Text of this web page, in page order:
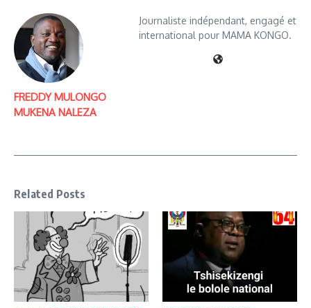
FREDDY MULONGO
MUKENA NALEZA
Journaliste indépendant, engagé et
international pour MAMA KONGO.
Related Posts